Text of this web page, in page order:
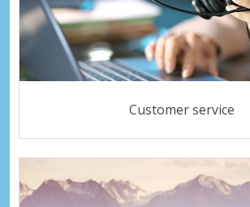
Customer service